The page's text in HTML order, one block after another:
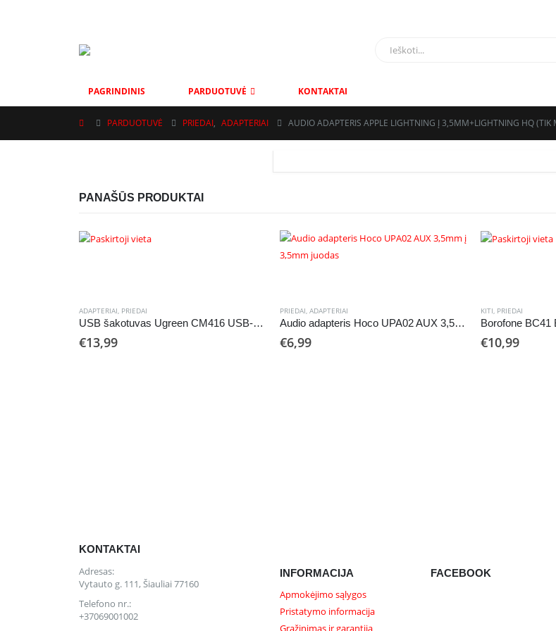
PAGRINDINIS PARDUOTUVĖ KONTAKTAI
PARDUOTUVĖ PRIEDAI, ADAPTERIAI AUDIO ADAPTERIS APPLE LIGHTNING Į 3,5MM+LIGHTNING HQ (TIK
PANAŠŪS PRODUKTAI
ADAPTERIAI, PRIEDAI
USB šakotuvas Ugreen CM416 USB-A 3.0 to 4xUSB-A 3.0 (10915) juodas
€13,99
PRIEDAI, ADAPTERIAI
Audio adapteris Hoco UPA02 AUX 3,5mm į 3,5mm juodas
€6,99
KITI, PRIEDAI
€10,99
KONTAKTAI
Adresas:
Vytauto g. 111, Šiauliai 77160
Telefono nr.:
+37069001002
INFORMACIJA
Apmokėjimo sąlygos
Pristatymo informacija
Grąžinimas ir garantija
FACEBOOK